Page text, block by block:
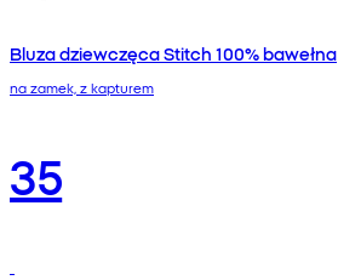
Bluza dziewczęca Stitch 100% bawełna
na zamek, z kapturem
35